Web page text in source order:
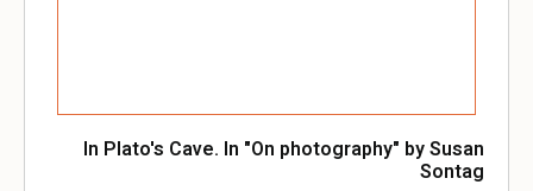
In Plato's Cave. In "On photography" by Susan
Sontag